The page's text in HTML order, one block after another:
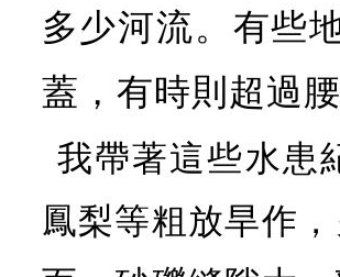
多少河流。有些
蓋，有時則超過
我帶著這些水患
鳳梨等粗放旱作